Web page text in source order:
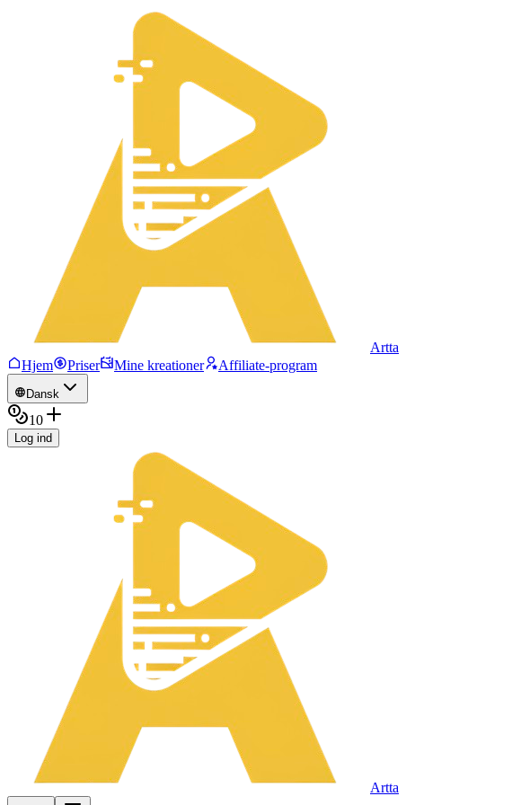
Artta
Hjem
Priser Mine kreationer Affiliate-program
Dansk
10
Log ind
Artta